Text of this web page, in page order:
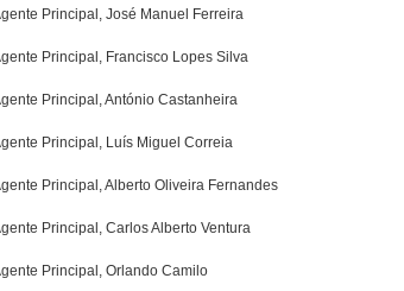
Principal, José Manuel Ferreira
Principal, Francisco Lopes Silva
Principal, António Castanheira
Principal, Luís Miguel Correia
Principal, Alberto Oliveira Fernandes
Principal, Carlos Alberto Ventura
Principal, Orlando Camilo